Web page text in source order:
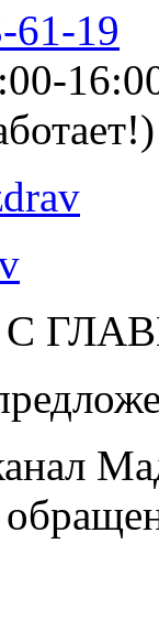
61-19
С